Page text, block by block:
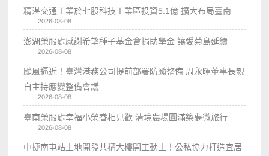
精湛交通工業於七股科技工業區投資5.1億 擴大布局臺南
2026-08-08
澎湖榮服處感謝希望種子基金會捐助學金 讓愛菊島延續
2026-08-08
颱風逼近！臺灣港務公司提前部署防颱整備 周永暉董事長親
自主持應變整備會議
2026-08-08
臺南榮服處幸福小榮眷相見歡 清境農場圓滿築夢微旅行
2026-08-08
中捷南屯站土地開發共構大樓開工動土！公私協力打造宜居